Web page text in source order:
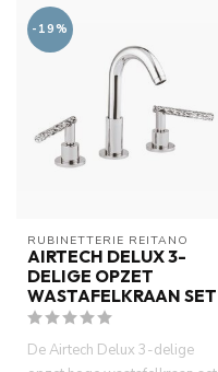
-19%
RUBINETTERIE REITANO
AIRTECH DELUX 3-
DELIGE OPZET
WASTAFELKRAAN SET
De Airtech Delux 3-delige